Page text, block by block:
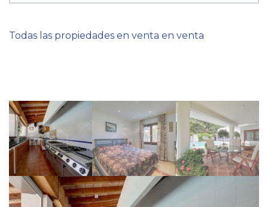
Todas las propiedades en venta en venta